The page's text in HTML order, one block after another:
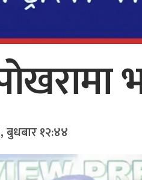
बुधबार १२:४४